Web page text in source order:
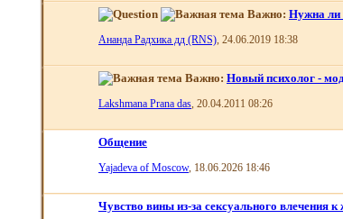
Важно: Нужна ли
Ананда Радхика дд (RNS) , 24.06.2019 18:38
Важно: Новый психолог -
Lakshmana Prana das , 20.04.2011 08:26
Общение
Yajadeva of Moscow, 18.06.2026 18:46
Чувство вины из-за сексуального влечения